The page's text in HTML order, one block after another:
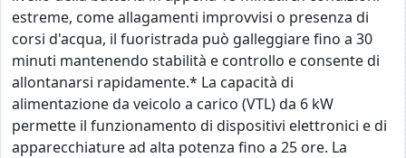
estreme, come allagamenti improvvisi o presenza di
corsi d'acqua, il fuoristrada può galleggiare fino a 30
minuti mantenendo stabilità e controllo e consente di
allontanarsi rapidamente.* La capacità di
alimentazione da veicolo a carico (VTL) da 6 kW
permette il funzionamento di dispositivi elettronici e di
apparecchiature ad alta potenza fino a 25 ore. La